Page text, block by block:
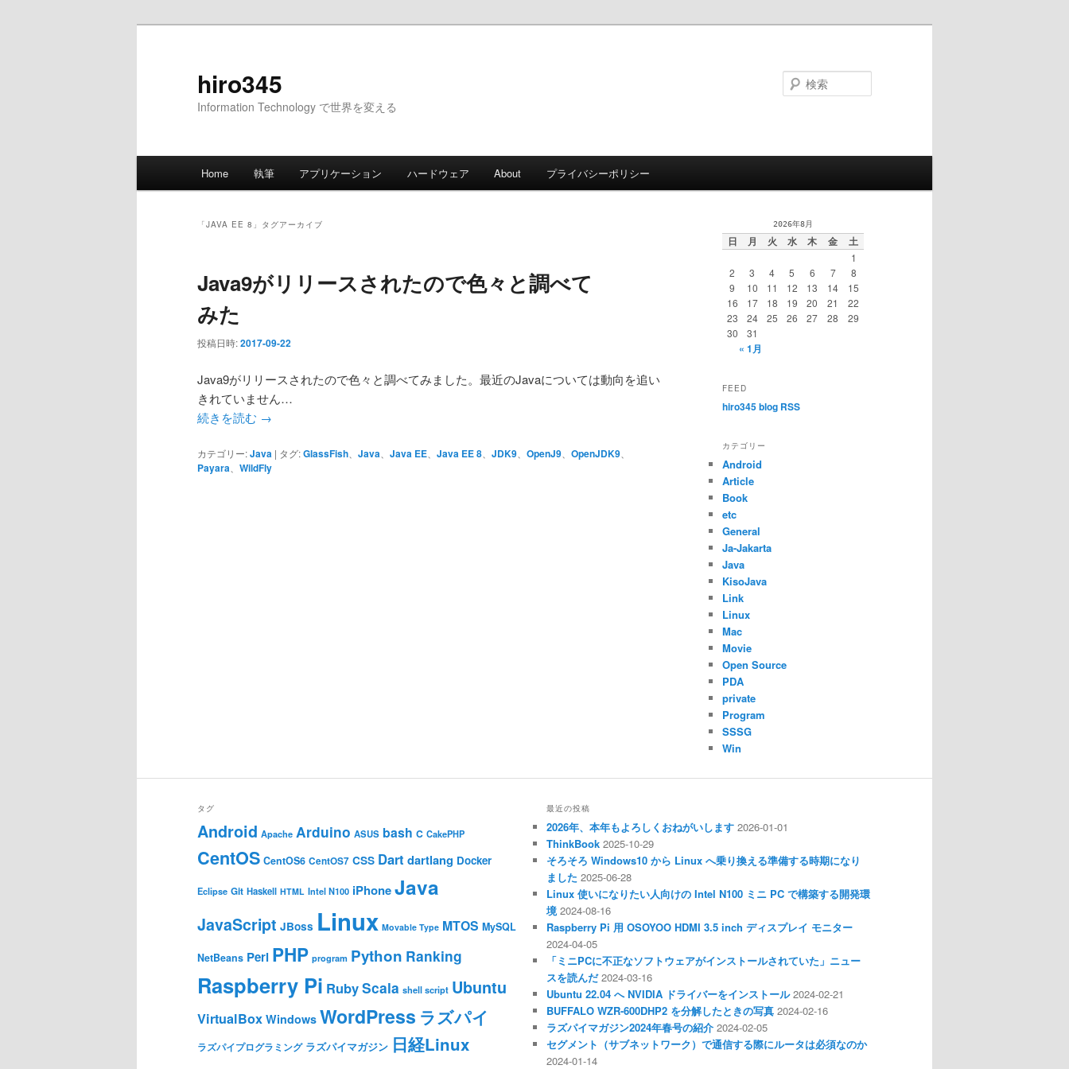
hiro345
Information Technology で世界を変える
Home 執筆 アプリケーション ハードウェア About プライバシーポリシー
「JAVA EE 8 」タグアーカイブ
Java9がリリースされたので色々と調べて
みた
投稿日時:2017-09-22
Java9がリリースされたので色々と調べてみました。最近のJavaについては動向を追い
きれていません…
続きを読む →
カテゴリー:Java | タグ:GlassFish Java Java EE Java EE 8 JDK9 OpenJ9 OpenJDK9
Payara WildFly
2026年8月
日 月 火 水 木 金 土
1
2
3 4 5 6 7
8
9
10 11 12 13 14
15
16
17 18 19 20 21
22
23
24 25 26 27 28
29
30
31
« 1月
FEED
hiro345 blog RSS
カテゴリー
Android
Article
Book
etc
General
Ja-Jakarta
Java
KisoJava
Link
Linux
Mac
Movie
Open Source
PDA
private
Program
SSSG
Win
タグ
Android Apache Arduino ASUS bash C CakePHP
CentOS CentOS6 CentOS7 CSS Dart dartlang Docker
Eclipse Git Haskell HTML Intel N100 iPhoneJava
JavaScript JBoss Linux Movable Type MTOS MySQL
NetBeans Perl PHP program Python Ranking
Raspberry Pi RubyScala shell script Ubuntu
VirtualBox Windows WordPress ラズパイ
ラズパイプログラミング ラズパイマガジン 日経Linux
最近の投稿
2026年、本年もよろしくおねがいします 2026-01-01
ThinkBook 2025-10-29
そろそろ Windows10 から Linux へ乗り換える準備する時期になり
ました 2025-06-28
Linux 使いになりたい人向けの Intel N100 ミニ PC で構築する開発環
境 2024-08-16
Raspberry Pi 用 OSOYOO HDMI 3.5 inch ディスプレイ モニター
2024-04-05
「ミニPCに不正なソフトウェアがインストールされていた」ニュー
スを読んだ 2024-03-16
Ubuntu 22.04 へ NVIDIA ドライバーをインストール 2024-02-21
BUFFALO WZR-600DHP2 を分解したときの写真 2024-02-16
ラズパイマガジン2024年春号の紹介 2024-02-05
セグメント（サブネットワーク）で通信する際にルータは必須なのか
2024-01-14